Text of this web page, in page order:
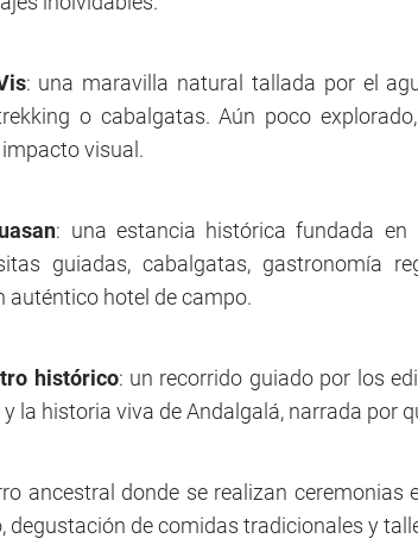
: una maravilla natural tallada por el
o cabalgatas. Aún poco
visual.
: una estancia histórica fundada en
guiadas, cabalgatas, gastronomía
auténtico hotel de campo.
histórico: un recorrido guiado por los
la historia viva de Andalgalá, narrada por
ancestral donde se realizan ceremonias
degustación de comidas tradicionales y